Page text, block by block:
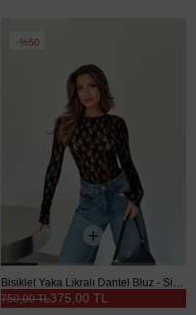
%50
375,00 TL
750,00 TL